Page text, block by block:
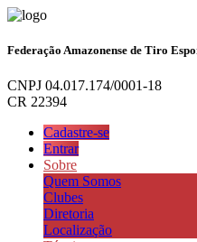
Federação Amazonense de Tiro
CNPJ 04.017.174/0001-18
CR 22394
Cadastre-se
Entrar
Sobre
Quem Somos
Clubes
Diretoria
Localização